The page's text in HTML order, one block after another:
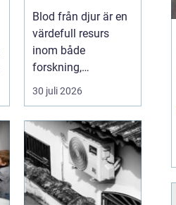
n funktion,
kvalitet och
användning
Blod från djur är en
värdefull resurs
inom både
forskning,
diagnostik och
veterinärmedicin.
När blod...
30 juli 2026